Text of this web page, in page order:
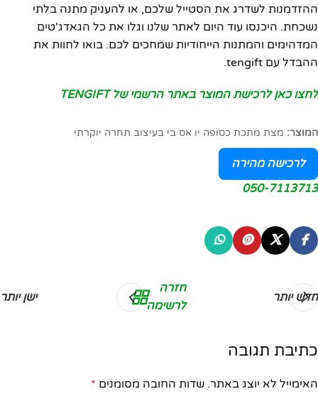
ההזדמנות לשדרג את הסטייל שלכם, או להעניק מתנה בלתי
נשכחת. היכנסו עוד היום לאתר שלנו וגלו את כל הגאדג'טים
המדהימים והמתנות הייחודיות שמחכים לכם. בואו לחוות את
ההבדל עם tengift.
לחצו כאן לרכישת המוצר באתר הרשמי של TENGIFT
המוצר: מצת מתכת כסופה יו אס בי בעיצוב תחרה יוקרתי
לרכישה מהירה
050-7113713
חדש יותר
חזרה
לרשימה
ישן יותר
כתיבת תגובה
האימייל לא יוצג באתר. שדות החובה מסומנים *